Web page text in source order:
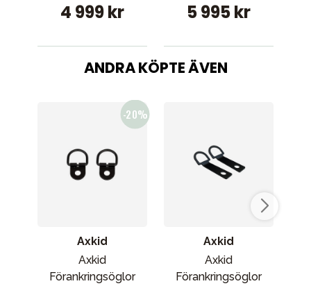
4 999 kr 5 995 kr
ANDRA KÖPTE ÄVEN
Axkid
Axkid
Förankringsöglor
Axkid
Axkid
Förankringsöglor